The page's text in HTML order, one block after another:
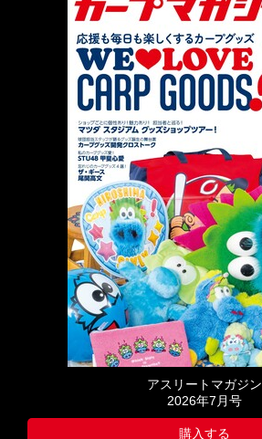
アスリートマガジン
2026年7月号
購入する